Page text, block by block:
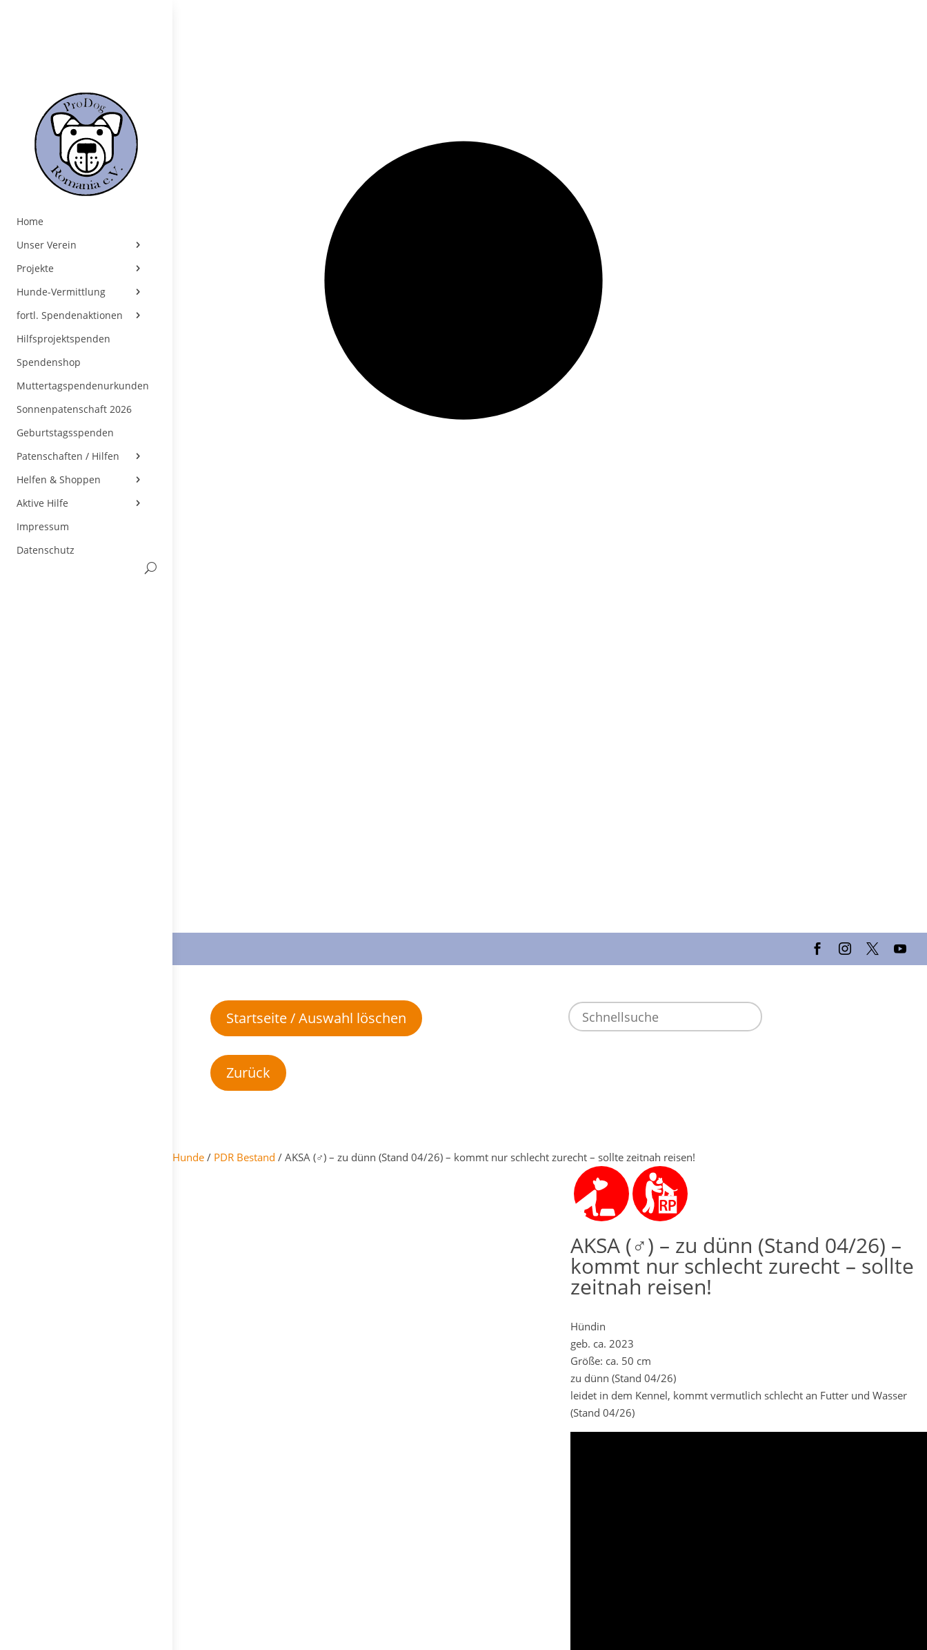
Startseite / Auswahl löschen
Home
Unser Verein
Projekte
Hunde-Vermittlung
fortl. Spendenaktionen
Hilfsprojektspenden
Spendenshop
Muttertagspendenurkunden
Sonnenpatenschaft 2026
Geburtstagsspenden
Patenschaften / Hilfen
Helfen & Shoppen
Aktive Hilfe
Impressum
Datenschutz
Hunde / PDR Bestand / AKSA (♂) – zu dünn (Stand 04/26) – kommt nur schlecht zurecht – sollte zeitnah reisen!
AKSA (♂) – zu dünn (Stand 04/26) –
kommt nur schlecht zurecht – sollte
zeitnah reisen!
Hündin
geb. ca. 2023
Größe: ca. 50 cm
zu dünn (Stand 04/26)
leidet in dem Kennel, kommt vermutlich schlecht an Futter und Wasser
(Stand 04/26)